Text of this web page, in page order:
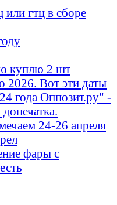
гтц в сборе
куплю 2 шт
2026. Вот эти даты
года Оппозит.ру" -
24-26 апреля
фары с